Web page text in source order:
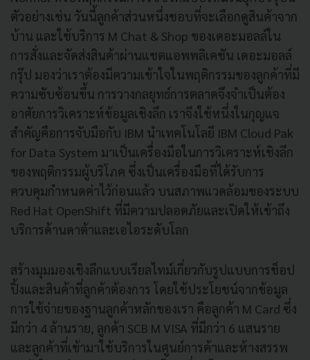
ตัวอย่างเช่น วันนี้ลูกค้าส่วนหนึ่งชอบที่จะเลือกดูสินค้าจาก
บ้าน และใช้บริการ M Chat & Shop ของเดอะมอลล์ใน
การสั่งและจัดส่งสินค้าผ่านแชตแอพพลิเคชัน เดอะมอลล์
กรุ๊ป มองว่าเราต้องมีความเข้าใจในพฤติกรรมของลูกค้าที่มี
ความซับซ้อนขึ้น การวางกลยุทธ์การตลาดจึงจำเป็นต้อง
อาศัยการวิเคราะห์ข้อมูลเชิงลึก เราจึงใช้หนึ่งในกุญแจ
สำคัญคือการจับมือกับ IBM นำเทคโนโลยี IBM Cloud Pak
for Data System มาเป็นเครื่องมือในการวิเคราะห์เชิงลึก
ของพฤติกรรมผู้บริโภค ซึ่งเป็นเครื่องมือที่ได้รับการ
ควบคุมกำหนดค่าไว้ก่อนแล้ว บนสภาพแวดล้อมของระบบ
Red Hat OpenShift ที่มีความปลอดภัยและเปิดให้เข้าถึง
บริการด้านดาต้าและเอไอระดับโลก
สร้างมุมมองเชิงลึกแบบเรียลไทม์เกี่ยวกับรูปแบบการช็อป
ปิ้งและสินค้าที่ลูกค้าต้องการ โดยใช้ประโยชน์จากข้อมูล
การใช้จ่ายของฐานลูกค้าหลักของเรา คือลูกค้า M Card ซึ่ง
มีกว่า 4 ล้านราย, ลูกค้า SCB M VISA ที่มีกว่า 6 แสนราย
และลูกค้าที่เข้ามาใช้บริการในศูนย์การค้าและห้างสรรพ